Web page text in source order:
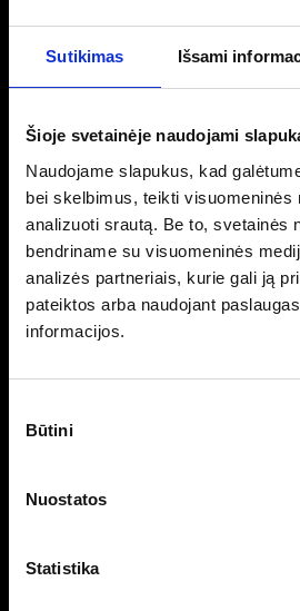
Sutikimas Išsami
Šioje svetainėje naudojami
Naudojame slapukus, kad
bei skelbimus, teikti visuomeninės
analizuoti srautą. Be to, svetainės
bendriname su visuomeninės
analizės partneriais, kurie gali ją
pateiktos arba naudojant
informacijos.
pasirinkimas
Būtini
Nuostatos
Statistika
Porsche gamoje. Tai viena drąsiausių
Modelis, kuris galėjo pakeisti „Porsche“
prasmę.
Susiję straipsniai